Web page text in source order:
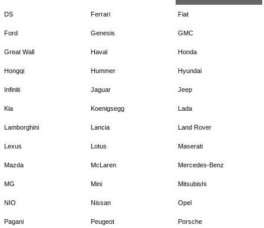
DS Ferrari Fiat
Ford Genesis GMC
Great Wall Haval Honda
Hongqi Hummer Hyundai
Infiniti Jaguar Jeep
Kia Koenigsegg Lada
Lamborghini Lancia Land Rover
Lexus Lotus Maserati
Mazda McLaren Mercedes-Benz
MG Mini Mitsubishi
NIO Nissan Opel
Pagani Peugeot Porsche